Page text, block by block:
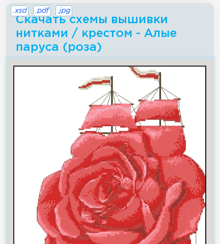
Скачать схемы вышивки
нитками / крестом - Алые
паруса (роза)
.xsd .pdf .jpg